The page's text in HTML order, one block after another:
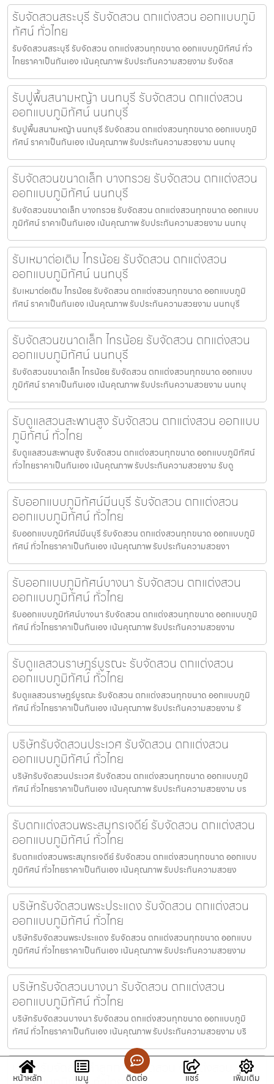
รับจัดสวนสระบุรี รับจัดสวน ตกแต่งสวน ออกแบบภูมิ
ทัศน์ ทั่วไทย
รับจัดสวนสระบุรี รับจัดสวน ตกแต่งสวนทุกขนาด ออกแบบภูมิทัศน์ ทั่ว
ไทยราคาเป็นกันเอง เน้นคุณภาพ รับประกันความสวยงาม รับจัดส
รับปูพื้นสนามหญ้า นนทบุรี รับจัดสวน ตกแต่งสวน
ออกแบบภูมิทัศน์ นนทบุรี
รับปูพื้นสนามหญ้า นนทบุรี รับจัดสวน ตกแต่งสวนทุกขนาด ออกแบบภูมิ
ทัศน์ ราคาเป็นกันเอง เน้นคุณภาพ รับประกันความสวยงาม นนทบุ
รับจัดสวนขนาดเล็ก บางกรวย รับจัดสวน ตกแต่งสวน
ออกแบบภูมิทัศน์ นนทบุรี
รับจัดสวนขนาดเล็ก บางกรวย รับจัดสวน ตกแต่งสวนทุกขนาด ออกแบบ
ภูมิทัศน์ ราคาเป็นกันเอง เน้นคุณภาพ รับประกันความสวยงาม นนทบุ
รับเหมาต่อเติม ไทรน้อย รับจัดสวน ตกแต่งสวน
ออกแบบภูมิทัศน์ นนทบุรี
รับเหมาต่อเติม ไทรน้อย รับจัดสวน ตกแต่งสวนทุกขนาด ออกแบบภูมิ
ทัศน์ ราคาเป็นกันเอง เน้นคุณภาพ รับประกันความสวยงาม นนทบุรี
รับจัดสวนขนาดเล็ก ไทรน้อย รับจัดสวน ตกแต่งสวน
ออกแบบภูมิทัศน์ นนทบุรี
รับจัดสวนขนาดเล็ก ไทรน้อย รับจัดสวน ตกแต่งสวนทุกขนาด ออกแบบ
ภูมิทัศน์ ราคาเป็นกันเอง เน้นคุณภาพ รับประกันความสวยงาม นนทบุ
รับดูแลสวนสะพานสูง รับจัดสวน ตกแต่งสวน ออกแบบ
ภูมิทัศน์ ทั่วไทย
รับดูแลสวนสะพานสูง รับจัดสวน ตกแต่งสวนทุกขนาด ออกแบบภูมิทัศน์
ทั่วไทยราคาเป็นกันเอง เน้นคุณภาพ รับประกันความสวยงาม รับดู
รับออกแบบภูมิทัศน์มีนบุรี รับจัดสวน ตกแต่งสวน
ออกแบบภูมิทัศน์ ทั่วไทย
รับออกแบบภูมิทัศน์มีนบุรี รับจัดสวน ตกแต่งสวนทุกขนาด ออกแบบภูมิ
ทัศน์ ทั่วไทยราคาเป็นกันเอง เน้นคุณภาพ รับประกันความสวยงา
รับออกแบบภูมิทัศน์บางนา รับจัดสวน ตกแต่งสวน
ออกแบบภูมิทัศน์ ทั่วไทย
รับออกแบบภูมิทัศน์บางนา รับจัดสวน ตกแต่งสวนทุกขนาด ออกแบบภูมิ
ทัศน์ ทั่วไทยราคาเป็นกันเอง เน้นคุณภาพ รับประกันความสวยงาม
รับดูแลสวนราษฎร์บูรณะ รับจัดสวน ตกแต่งสวน
ออกแบบภูมิทัศน์ ทั่วไทย
รับดูแลสวนราษฎร์บูรณะ รับจัดสวน ตกแต่งสวนทุกขนาด ออกแบบภูมิ
ทัศน์ ทั่วไทยราคาเป็นกันเอง เน้นคุณภาพ รับประกันความสวยงาม รั
บริษัทรับจัดสวนประเวศ รับจัดสวน ตกแต่งสวน
ออกแบบภูมิทัศน์ ทั่วไทย
บริษัทรับจัดสวนประเวศ รับจัดสวน ตกแต่งสวนทุกขนาด ออกแบบภูมิ
ทัศน์ ทั่วไทยราคาเป็นกันเอง เน้นคุณภาพ รับประกันความสวยงาม บร
รับตกแต่งสวนพระสมุทรเจดีย์ รับจัดสวน ตกแต่งสวน
ออกแบบภูมิทัศน์ ทั่วไทย
รับตกแต่งสวนพระสมุทรเจดีย์ รับจัดสวน ตกแต่งสวนทุกขนาด ออกแบบ
ภูมิทัศน์ ทั่วไทยราคาเป็นกันเอง เน้นคุณภาพ รับประกันความสวยง
บริษัทรับจัดสวนพระประแดง รับจัดสวน ตกแต่งสวน
ออกแบบภูมิทัศน์ ทั่วไทย
บริษัทรับจัดสวนพระประแดง รับจัดสวน ตกแต่งสวนทุกขนาด ออกแบบ
ภูมิทัศน์ ทั่วไทยราคาเป็นกันเอง เน้นคุณภาพ รับประกันความสวยงาม
บริษัทรับจัดสวนบางนา รับจัดสวน ตกแต่งสวน
ออกแบบภูมิทัศน์ ทั่วไทย
บริษัทรับจัดสวนบางนา รับจัดสวน ตกแต่งสวนทุกขนาด ออกแบบภูมิ
ทัศน์ ทั่วไทยราคาเป็นกันเอง เน้นคุณภาพ รับประกันความสวยงาม บริ
บริษัทรับจัดสวนลำลูกกา รับจัดสวน ตกแต่งสวน
หน้าหลัก เมนู ติดต่อ แชร์ เพิ่มเติม